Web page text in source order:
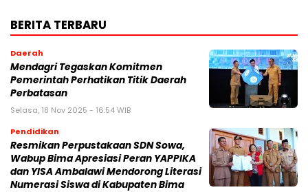
BERITA TERBARU
Daerah
Mendagri Tegaskan Komitmen
Pemerintah Perhatikan Titik Daerah
Perbatasan
Selasa, 18 Nov 2025 - 16:54 WIB
Pendidikan
Resmikan Perpustakaan SDN Sowa,
Wabup Bima Apresiasi Peran YAPPIKA
dan YISA Ambalawi Mendorong Literasi
Numerasi Siswa di Kabupaten Bima